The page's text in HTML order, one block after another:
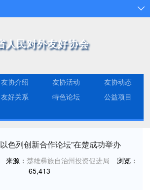

人民对外友好协会
友协介绍 友协活动
友协动态
友好关系 特色论坛
公益项目
色列创新合作论坛”在楚成功举办
来源： 楚雄彝族自治州投资促进局
浏览：
65,413